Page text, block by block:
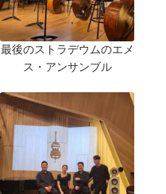
最後のストラデウムのエメ
ス・アンサンブル